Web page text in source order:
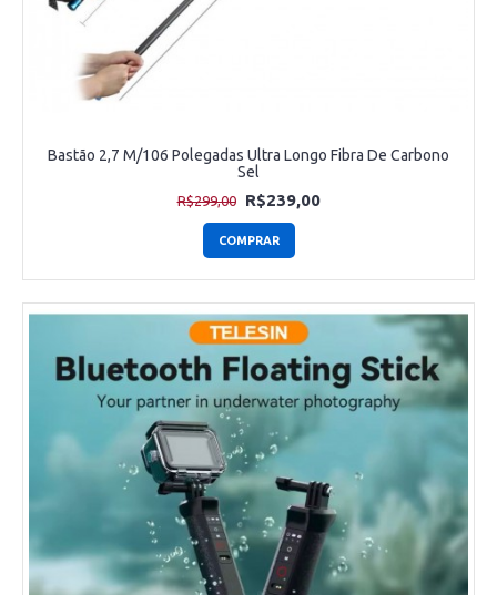
Bastão 2,7 M/106 Polegadas Ultra Longo Fibra De Carbono
Sel
R$299,00 R$239,00
COMPRAR